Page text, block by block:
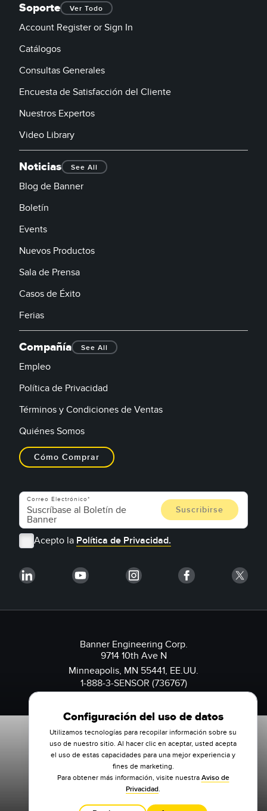
Soporte Ver Todo
Account Register or Sign In
Catálogos
Consultas Generales
Encuesta de Satisfacción del Cliente
Nuestros Expertos
Video Library
Noticias See All
Blog de Banner
Boletín
Events
Nuevos Productos
Sala de Prensa
Casos de Éxito
Ferias
Compañía See All
Empleo
Política de Privacidad
Términos y Condiciones de Ventas
Quiénes Somos
Cómo Comprar
Correo Electrónico
Acepto la Política de Privacidad.
Banner Engineering Corp.
9714 10th Ave N
Minneapolis, MN 55441, EE.UU.
1-888-3-SENSOR (736767)
Configuración del uso de datos
Utilizamos tecnologías para recopilar información sobre su
uso de nuestro sitio. Al hacer clic en aceptar, usted acepta
el uso de estas capacidades para una mejor experiencia y
fines de marketing.
Para obtener más información, visite nuestra Aviso de
Privacidad.